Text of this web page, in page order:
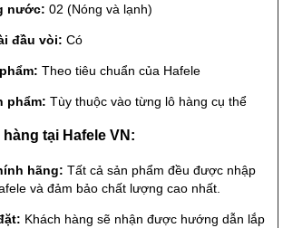
nước: 02 (Nóng và lạnh)
đầu vòi: Có
Theo tiêu chuẩn của Hafele
phẩm: Tùy thuộc vào từng lô hàng cụ thể
tại Hafele VN:
hãng: Tất cả sản phẩm đều được nhập
và đảm bảo chất lượng cao nhất.
Khách hàng sẽ nhận được hướng dẫn lắp